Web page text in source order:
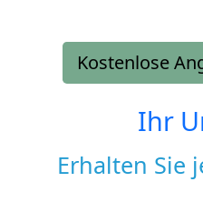
Kostenlose
Ihr
Erhalten Sie